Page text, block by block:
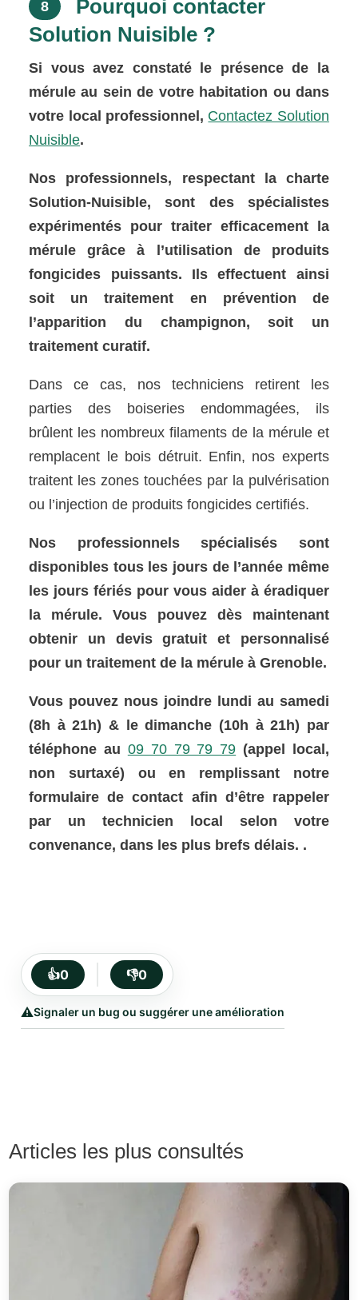
8
Pourquoi contacter
Solution Nuisible ?
Si vous avez constaté le présence de la
mérule au sein de votre habitation ou dans
votre local professionnel, Contactez Solution
Nuisible.
Nos professionnels, respectant la charte
Solution-Nuisible, sont des spécialistes
expérimentés pour traiter efficacement la
mérule grâce à l’utilisation de produits
fongicides puissants. Ils effectuent ainsi
soit un traitement en prévention de
l’apparition du champignon, soit un
traitement curatif.
Dans ce cas, nos techniciens retirent les
parties des boiseries endommagées, ils
brûlent les nombreux filaments de la mérule et
remplacent le bois détruit. Enfin, nos experts
traitent les zones touchées par la pulvérisation
ou l’injection de produits fongicides certifiés.
Nos professionnels spécialisés sont
disponibles tous les jours de l’année même
les jours fériés pour vous aider à éradiquer
la mérule. Vous pouvez dès maintenant
obtenir un devis gratuit et personnalisé
pour un traitement de la mérule à Grenoble.
Vous pouvez nous joindre lundi au samedi
(8h à 21h) & le dimanche (10h à 21h) par
téléphone au 09 70 79 79 79 (appel local,
non surtaxé) ou en remplissant notre
formulaire de contact afin d’être rappeler
par un technicien local selon votre
convenance, dans les plus brefs délais. .
👍0 👎0
⚠️Signaler un bug ou suggérer une amélioration
Articles les plus consultés